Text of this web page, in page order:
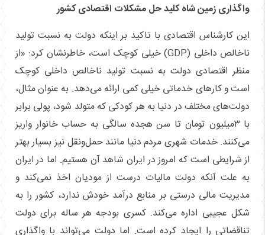
واگذاری زمین شاه کلید حل مشکلات اقتصادی کشور
این کارشناس اقتصادی با تاکید بر اینکه دولت به نسبت تولید
ناخالص داخلی (GDP) خیلی کوچک است، خاطرنشان کرد: «از
منظر اقتصادی دولت به نسبت تولید ناخالص داخلی کوچک
است و کارهای خدماتی خیلی کمی ارائه می‌دهد. به عنوان مثال،
دولت‌های مختلف در دنیا به هر کودکی که متولد شود، پولی برابر
با ۳میلیون تومان تا سن هجده سالگی به حساب خانوار واریز
می‌کنند. خدمات شهری مردم دنیا مانند حمل‌ونقل نیز بسیار بهتر
از شرایطی است که امروز در ایران شاهد آن هستیم. اما در ایران
به علت آنکه دولت مالیات درست از مودیان اخذ نمی‌کند و
مدیریت مالی درستی بر منابع درآمد خودش ندارد، کشور را به
شکل عجیبی اداره می‌کند. کسری بودجه هر ساله برای دولت
تناقضاتی را ایجاد کرده است. اما دولت می‌تواند با واگذاری